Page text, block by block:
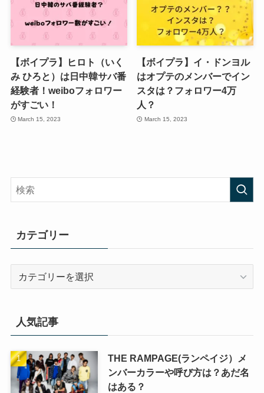
【ボイプラ】ヒロト（いく
み ひろと）は日中韓サバ番
経験者！weiboフォロワー
がすごい！
March 15, 2023
【ボイプラ】イ・ドンヨル
はオプテのメンバーでイン
スタは？フォロワー4万
人？
March 15, 2023
カテゴリー
ー
人気記事
THE RAMPAGE(ランペイジ）メ
ンバーカラーや呼び方は？あだ名
はある？